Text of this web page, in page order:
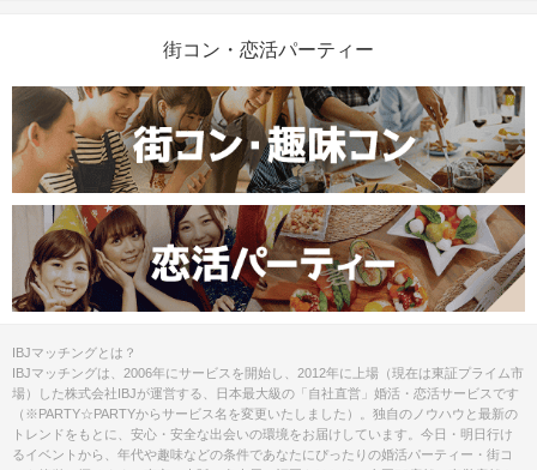
街コン・恋活パーティー
IBJマッチングとは？
IBJマッチングは、2006年にサービスを開始し、2012年に上場（現在は東証プライム市
場）した株式会社IBJが運営する、日本最大級の「自社直営」婚活・恋活サービスです
（※PARTY☆PARTYからサービス名を変更いたしました）。独自のノウハウと最新の
トレンドをもとに、安心・安全な出会いの環境をお届けしています。今日・明日行け
るイベントから、年代や趣味などの条件であなたにぴったりの婚活パーティー・街コ